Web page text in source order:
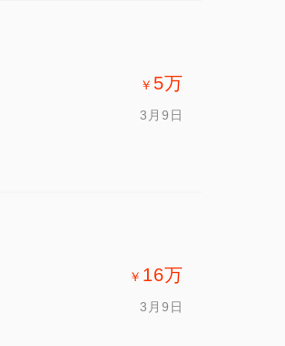
￥ 5万
3月9日
￥ 16万
3月9日